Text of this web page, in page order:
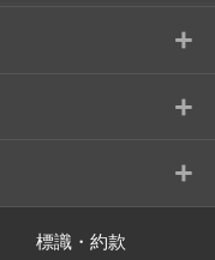
+
+
+
標識・約款